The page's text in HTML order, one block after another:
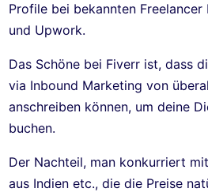
Profile bei bekannten
und Upwork.
Das Schöne bei Fiverr ist, dass
via Inbound Marketing von
anschreiben können, um deine
buchen.
Der Nachteil, man konkurriert
aus Indien etc., die die Preise